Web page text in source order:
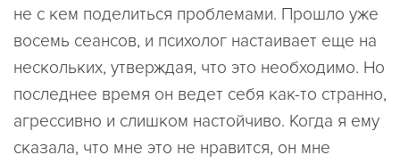
не с кем поделиться проблемами. Прошло уже
восемь сеансов, и психолог настаивает еще на
нескольких, утверждая, что это необходимо. Но
последнее время он ведет себя как-то странно,
агрессивно и слишком настойчиво. Когда я ему
сказала, что мне это не нравится, он мне